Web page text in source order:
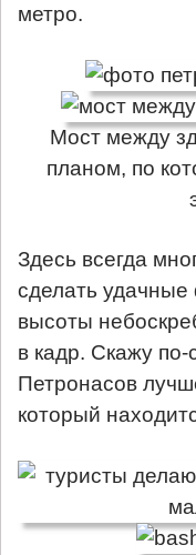
метро.
Мост между
планом, по
Здесь всегда
сделать
высоты
в кадр. Скажу
Петронасов
который